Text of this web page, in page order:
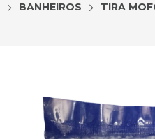
BANHEIROS TIRA